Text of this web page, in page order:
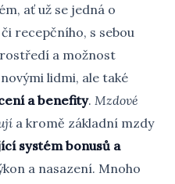
ať už se jedná o
recepčního, s sebou
a možnost
lidmi, ale také
a benefity. Mzdové
a kromě základní mzdy
systém bonusů a
a nasazení. Mnoho